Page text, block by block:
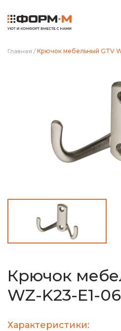
Главная / Крючок мебельный GTV
Крючок
WZ-K23-E1-
Характеристики: